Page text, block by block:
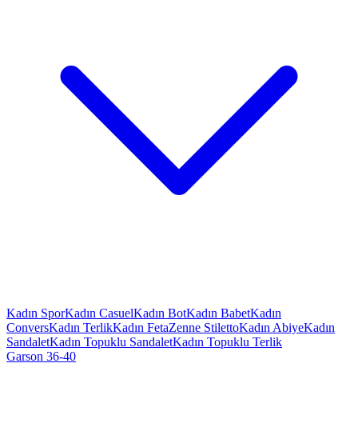
Kadın SporKadın CasuelKadın BotKadın BabetKadın
ConversKadın TerlikKadın FetaZenne StilettoKadın AbiyeKadın
SandaletKadın Topuklu SandaletKadın Topuklu Terlik
Garson 36-40